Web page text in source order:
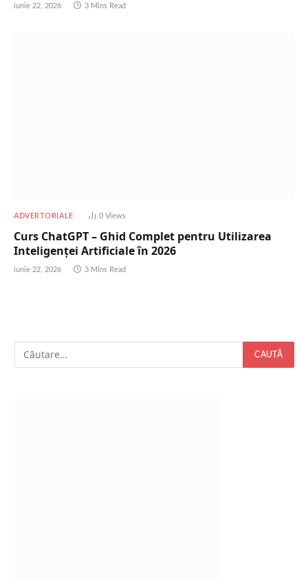
iunie 22, 2026 3 Mins Read
ADVERTORIALE 0 Views
Curs ChatGPT – Ghid Complet pentru Utilizarea
Inteligenței Artificiale în 2026
iunie 22, 2026 3 Mins Read